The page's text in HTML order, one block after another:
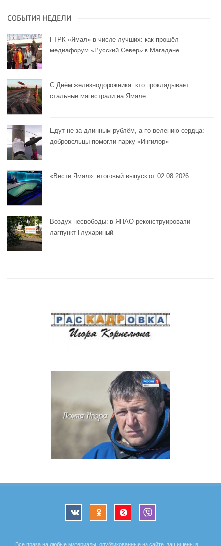
СОБЫТИЯ НЕДЕЛИ
ГТРК «Ямал» в числе лучших: как прошёл
медиафорум «Русский Север» в Магадане
С Днём железнодорожника: кто прокладывает
стальные магистрали на Ямале
Едут не за длинным рублём, а по велению сердца:
добровольцы помогли парку «Ингилор»
«Вести Ямал»: итоговый выпуск от 02.08.2026
Воздух несвободы: в ЯНАО реконструировали
лагпункт Глухариный
Все права на любые материалы, опубликованные на сайте, защищены в